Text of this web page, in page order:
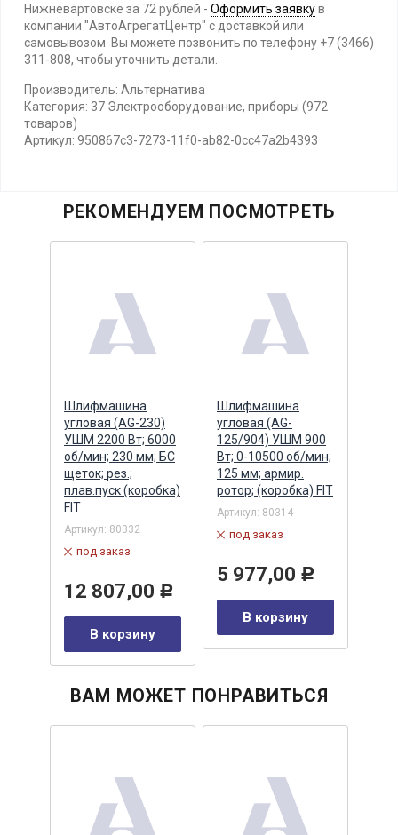
Нижневартовске за 72 рублей - Оформить заявкув
компании "АвтоАгрегатЦентр" с доставкой или
самовывозом. Вы можете позвонить по телефону +7 (3466)
311-808, чтобы уточнить детали.
Производитель: Альтернатива
Категория: 37 Электрооборудование, приборы (972
товаров)
Артикул: 950867c3-7273-11f0-ab82-0cc47a2b4393
РЕКОМЕНДУЕМ ПОСМОТРЕТЬ
Шлифмашина
угловая (AG-230)
УШМ 2200 Вт; 6000
об/мин; 230 мм; БС
щеток; рез.;
плав.пуск (коробка)
FIT
Артикул: 80332
под заказ
12 807,00 Р
В корзину
Шлифмашина
угловая (AG-
125/904) УШМ 900
Вт; 0-10500 об/мин;
125 мм; армир.
ротор; (коробка) FIT
Артикул: 80314
под заказ
5 977,00 Р
В корзину
ВАМ МОЖЕТ ПОНРАВИТЬСЯ